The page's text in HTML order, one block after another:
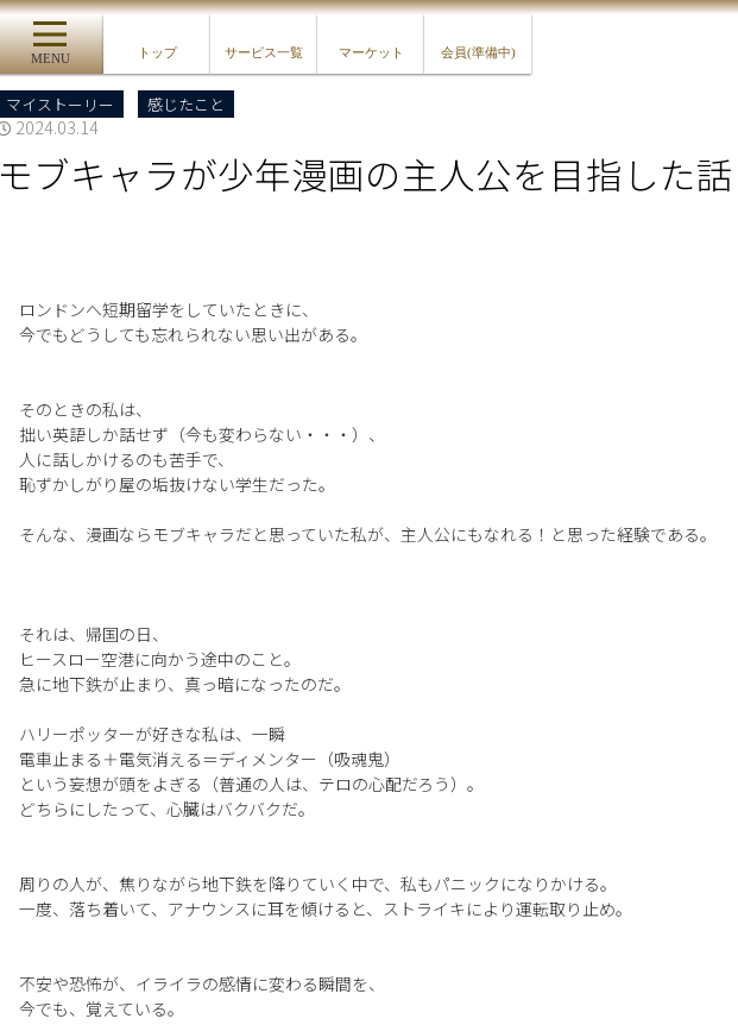
MENU トップ サービス一覧 マーケット 会員(準備中)
マイストーリー 感じたこと
2024.03.14
モブキャラが少年漫画の主人公を目指した話
ロンドンへ短期留学をしていたときに、
今でもどうしても忘れられない思い出がある。
そのときの私は、
拙い英語しか話せず（今も変わらない・・・）、
人に話しかけるのも苦手で、
恥ずかしがり屋の垢抜けない学生だった。
そんな、漫画ならモブキャラだと思っていた私が、主人公にもなれる！と思った経験である。
それは、帰国の日、
ヒースロー空港に向かう途中のこと。
急に地下鉄が止まり、真っ暗になったのだ。
ハリーポッターが好きな私は、一瞬
電車止まる＋電気消える＝ディメンター（吸魂鬼）
という妄想が頭をよぎる（普通の人は、テロの心配だろう）。
どちらにしたって、心臓はバクバクだ。
周りの人が、焦りながら地下鉄を降りていく中で、私もパニックになりかける。
一度、落ち着いて、アナウンスに耳を傾けると、ストライキにより運転取り止め。
不安や恐怖が、イライラの感情に変わる瞬間を、
今でも、覚えている。